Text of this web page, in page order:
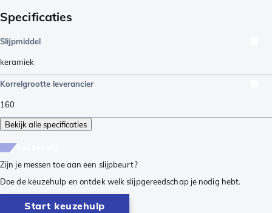
Specificaties
Slijpmiddel
keramiek
Korrelgrootte leverancier
160
Bekijk alle specificaties
Zijn je messen toe aan een slijpbeurt?
Doe de keuzehulp en ontdek welk slijpgereedschap je nodig hebt.
Start keuzehulp